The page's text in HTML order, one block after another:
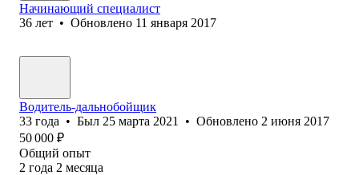
Начинающий специалист
36 лет • Обновлено 11 января 2017
Водитель-дальнобойщик
33 года • Был 25 марта 2021 • Обновлено 2 июня 2017
50 000 ₽
Общий опыт
2 года 2 месяца